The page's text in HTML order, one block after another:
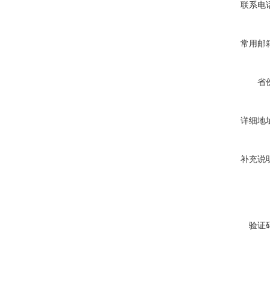
联系电
常用邮
省
详细地
补充说
验证